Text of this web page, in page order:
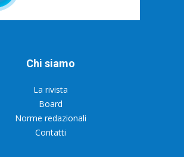
Chi siamo
La rivista
Board
Norme redazionali
Contatti